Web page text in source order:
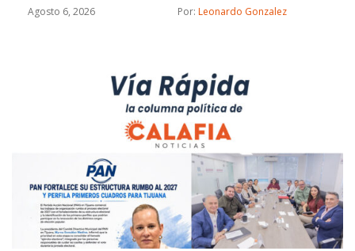
Agosto 6, 2026 Por: Leonardo Gonzalez